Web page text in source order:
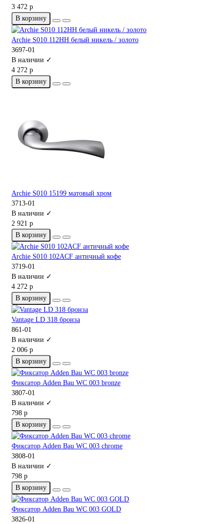
3 472 р
В корзину
Archie S010 112HH белый никель / золото
3697-01
В наличии ✓
4 272 р
В корзину
Archie S010 15199 матовый хром
3713-01
В наличии ✓
2 921 р
В корзину
Archie S010 102ACF античный кофе
3719-01
В наличии ✓
4 272 р
В корзину
Vantage LD 318 бронза
861-01
В наличии ✓
2 006 р
В корзину
Фиксатор Adden Bau WC 003 bronze
3807-01
В наличии ✓
798 р
В корзину
Фиксатор Adden Bau WC 003 chrome
3808-01
В наличии ✓
798 р
В корзину
Фиксатор Adden Bau WC 003 GOLD
3826-01